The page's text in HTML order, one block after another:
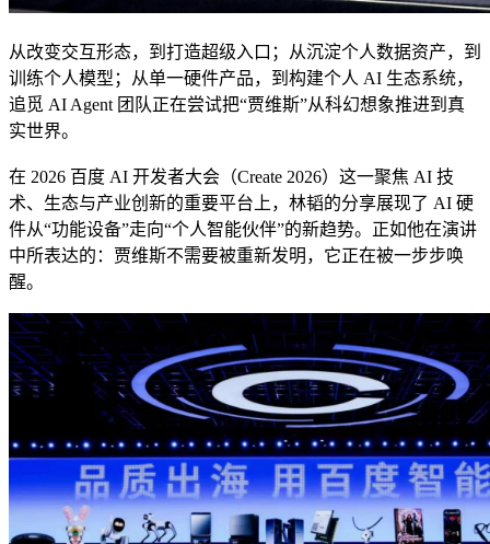
从改变交互形态，到打造超级入口；从沉淀个人数据资产，到
训练个人模型；从单一硬件产品，到构建个人 AI 生态系统，
追觅 AI Agent 团队正在尝试把“贾维斯”从科幻想象推进到真
实世界。
在 2026 百度 AI 开发者大会（Create 2026）这一聚焦 AI 技
术、生态与产业创新的重要平台上，林韬的分享展现了 AI 硬
件从“功能设备”走向“个人智能伙伴”的新趋势。正如他在演讲
中所表达的：贾维斯不需要被重新发明，它正在被一步步唤
醒。